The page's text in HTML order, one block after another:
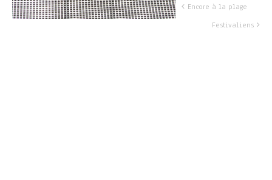
Encore à la plage
Festivaliens